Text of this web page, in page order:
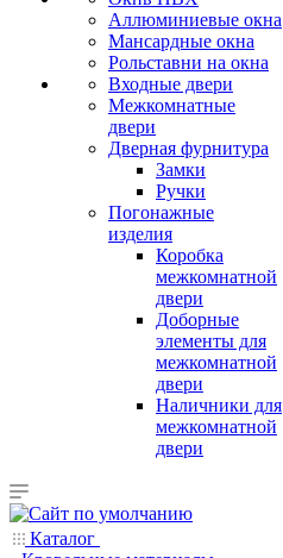
Аллюминиевые окна
Мансардные окна
Рольставни на окна
Входные двери
Межкомнатные
двери
Дверная фурнитура
Замки
Ручки
Погонажные
изделия
Коробка
межкомнатной
двери
Доборные
элементы для
межкомнатной
двери
Наличники для
межкомнатной
двери
Каталог